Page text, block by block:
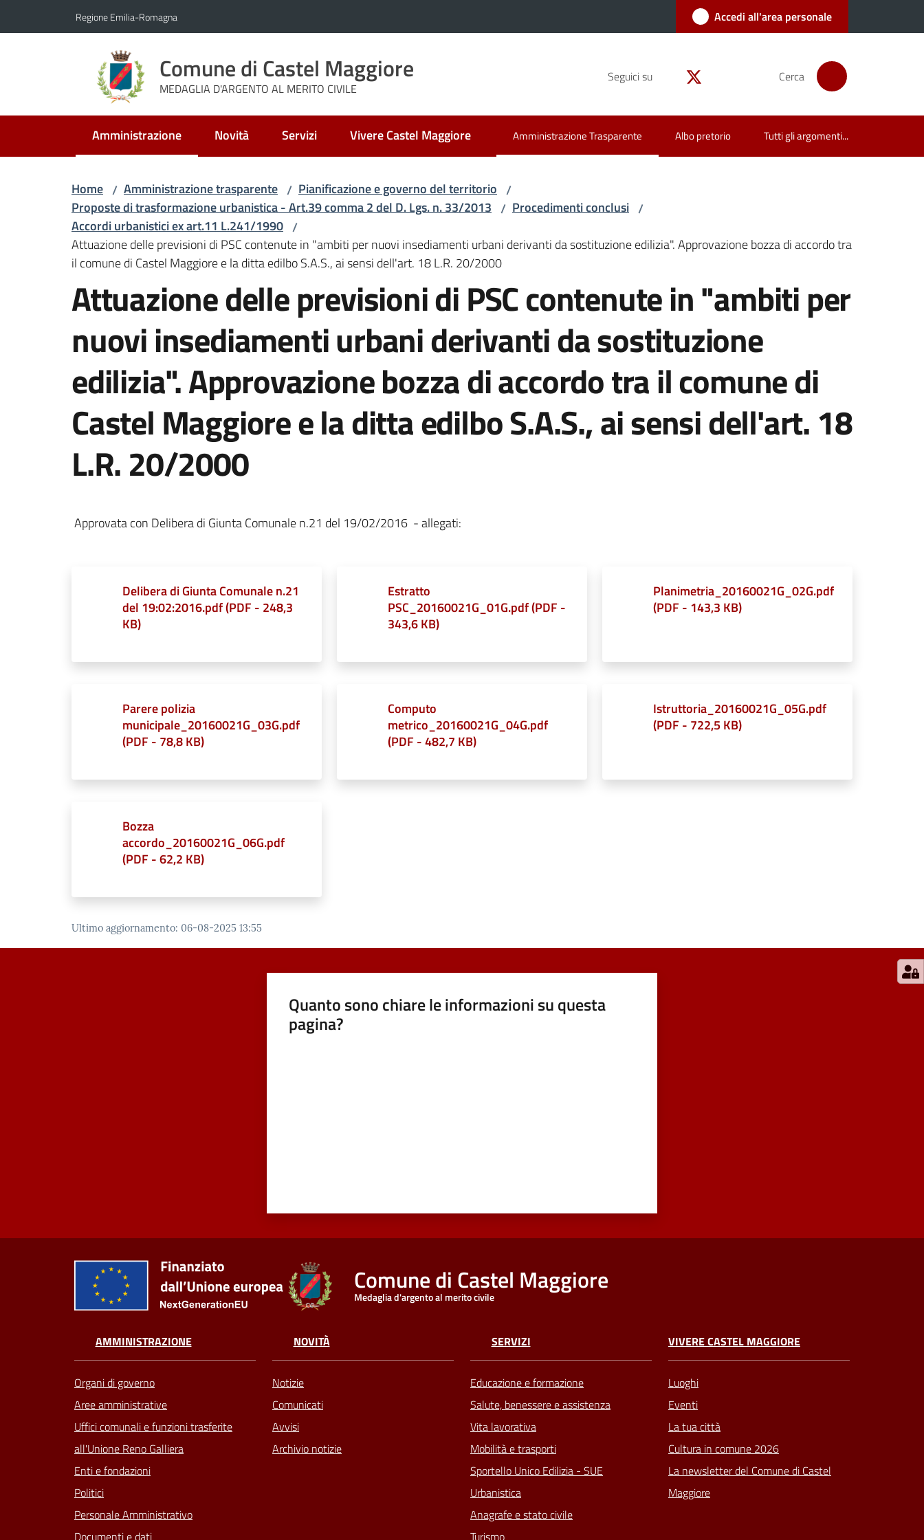
Regione Emilia-Romagna Accedi all'area personale
Comune di Castel Maggiore
MEDAGLIA D'ARGENTO AL MERITO CIVILE
Seguici su Cerca
Amministrazione
Menu selezionato Novità Servizi Vivere Castel Maggiore Amministrazione Trasparente
Menu selezionato Albo pretorio Tutti gli argomenti...
Home / Amministrazione trasparente / Pianificazione e governo del territorio /
Proposte di trasformazione urbanistica - Art.39 comma 2 del D. Lgs. n. 33/2013 / Procedimenti conclusi /
Accordi urbanistici ex art.11 L.241/1990 /
Attuazione delle previsioni di PSC contenute in "ambiti per nuovi insediamenti urbani derivanti da sostituzione edilizia". Approvazione bozza di accordo tra
il comune di Castel Maggiore e la ditta edilbo S.A.S., ai sensi dell'art. 18 L.R. 20/2000
Attuazione delle previsioni di PSC contenute in "ambiti per
nuovi insediamenti urbani derivanti da sostituzione
edilizia". Approvazione bozza di accordo tra il comune di
Castel Maggiore e la ditta edilbo S.A.S., ai sensi dell'art. 18
L.R. 20/2000
Approvata con Delibera di Giunta Comunale n.21 del 19/02/2016 - allegati:
Delibera di Giunta Comunale n.21
del 19:02:2016.pdf(PDF - 248,3
KB)
Estratto
PSC_20160021G_01G.pdf(PDF -
343,6 KB)
Planimetria_20160021G_02G.pdf
(PDF - 143,3 KB)
Parere polizia
municipale_20160021G_03G.pdf
(PDF - 78,8 KB)
Computo
metrico_20160021G_04G.pdf
(PDF -482,7 KB)
Istruttoria_20160021G_05G.pdf
(PDF - 722,5 KB)
Bozza
accordo_20160021G_06G.pdf
(PDF -62,2 KB)
Ultimo aggiornamento: 06-08-2025 13:55
Quanto sono chiare le informazioni su questa
pagina?
Comune di Castel Maggiore
Medaglia d'argento al merito civile
AMMINISTRAZIONE
Organi di governo
Aree amministrative
Uffici comunali e funzioni trasferite
all'Unione Reno Galliera
Enti e fondazioni
Politici
Personale Amministrativo
NOVITÀ
Notizie
Comunicati
Avvisi
Archivio notizie
SERVIZI
Educazione e formazione
Salute, benessere e assistenza
Vita lavorativa
Mobilità e trasporti
Sportello Unico Edilizia - SUE
Urbanistica
Anagrafe e stato civile
VIVERE CASTEL MAGGIORE
Luoghi
Eventi
La tua città
Cultura in comune 2026
La newsletter del Comune di Castel
Maggiore